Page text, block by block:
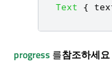
Text {
progress 를참조하세요